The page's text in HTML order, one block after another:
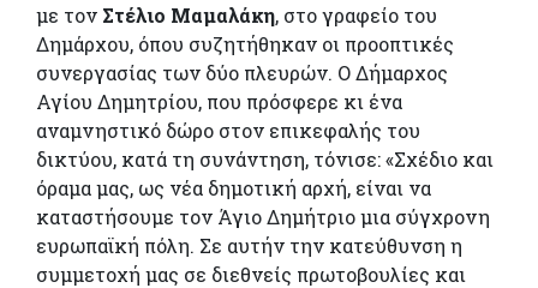
με τον Στέλιο Μαμαλάκη, στο γραφείο του
Δημάρχου, όπου συζητήθηκαν οι προοπτικές
συνεργασίας των δύο πλευρών. Ο Δήμαρχος
Αγίου Δημητρίου, που πρόσφερε κι ένα
αναμνηστικό δώρο στον επικεφαλής του
δικτύου, κατά τη συνάντηση, τόνισε: «Σχέδιο και
όραμα μας, ως νέα δημοτική αρχή, είναι να
καταστήσουμε τον Άγιο Δημήτριο μια σύγχρονη
ευρωπαϊκή πόλη. Σε αυτήν την κατεύθυνση η
συμμετοχή μας σε διεθνείς πρωτοβουλίες και